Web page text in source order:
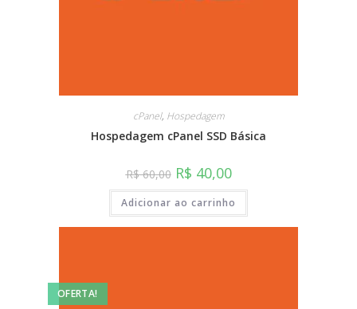
cPanel, Hospedagem
Hospedagem cPanel SSD Básica
R$60,00 R$ 40,00
Adicionar ao carrinho
OFERTA!